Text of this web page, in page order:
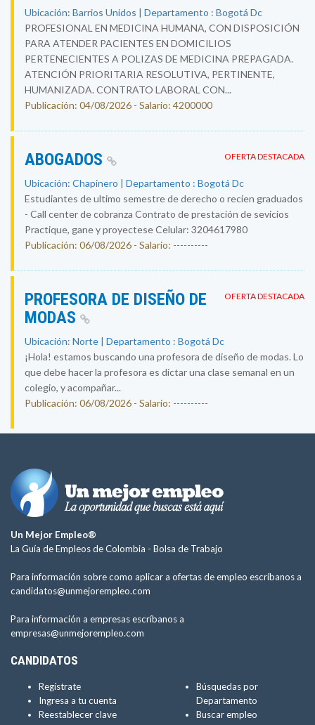
Ubicación: Barrios Unidos | Departamento : Bogotá Dc
PROFESIONAL EN MEDICINA HUMANA, CON DISPOSICIÓN
PARA ATENDER PACIENTES EN DOMICILIOS
PERTENECIENTES A POLIZAS DE MEDICINA PREPAGADA.
ATENCIÓN PRIORITARIA RESOLUTIVA, PERTINENTE,
HUMANIZADA. CONTRATO LABORAL CON...
Publicación: 04/08/2026 - Salario: 4200000
OFERTA DESTACADA
ABOGADOS
Ubicación: Chapinero | Departamento : Bogotá Dc
Estudiantes de ultimo semestre de derecho o recien graduados
- Call center de cobranza Contrato de prestación de sevicios
Practique, gane y proyectese Celular: 3204617980
Publicación: 06/08/2026 - Salario: ----------
OFERTA DESTACADA
PROFESORA DE DISEÑO DE
MODAS
Ubicación: Norte | Departamento : Bogotá Dc
¡Hola! estamos buscando una profesora de diseño de modas. Lo
que debe hacer la profesora es dictar una clase semanal en un
colegio, y acompañar...
Publicación: 06/08/2026 - Salario: ----------
Un Mejor Empleo®
La Guía de Empleos de Colombia - Bolsa de Trabajo
Para información sobre como aplicar a ofertas de empleo escríbanos a
candidatos@unmejorempleo.com
Para información a empresas escríbanos a
empresas@unmejorempleo.com
CANDIDATOS
Regístrate
Ingresa a tu cuenta
Reestablecer clave
Búsquedas por
Departamento
Buscar empleo